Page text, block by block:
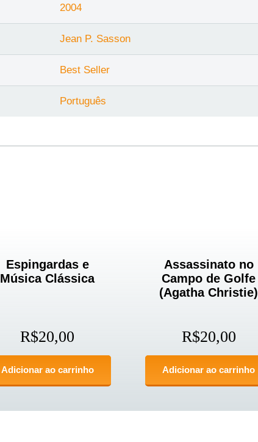
2004
Jean P. Sasson
Best Seller
Português
Espingardas e
Música Clássica
R$20,00
Adicionar ao carrinho
Assassinato no
Campo de Golfe
(Agatha Christie)
R$20,00
Adicionar ao carrinho